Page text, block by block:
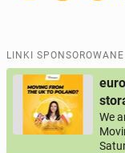
LINKI SPONSOROWANE
We